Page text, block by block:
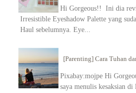
Hi Gorgeous!! Ini dia
Irresistible Eyeshadow Palette yang
Haul sebelumnya. Eye...
[Parenting] Cara Tuhan
Pixabay:mojpe Hi
saya menulis kesaksian